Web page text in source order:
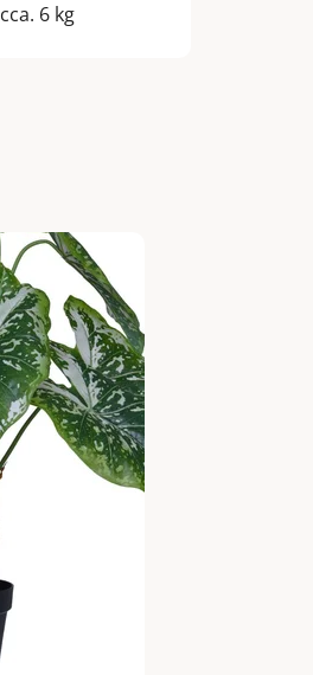
cca. 6 kg